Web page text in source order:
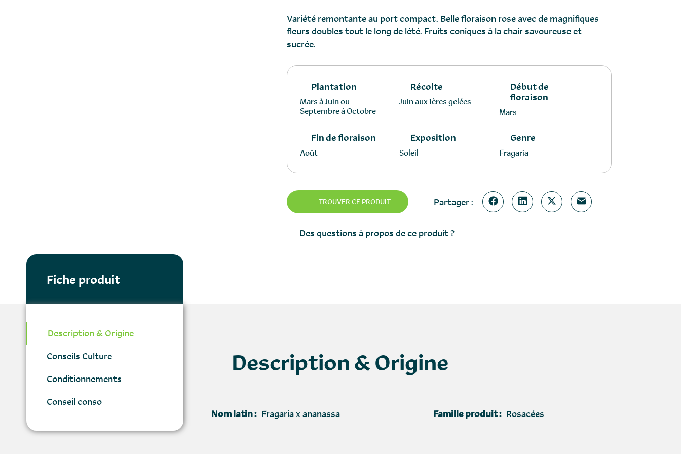
Variété remontante au port compact. Belle floraison rose avec de magnifiques
fleurs doubles tout le long de lété. Fruits coniques à la chair savoureuse et
sucrée.
Plantation
Mars à Juin ou
Septembre à Octobre
Récolte
Juin aux 1ères gelées
Début de
floraison
Mars
Fin de floraison
Août
Exposition
Soleil
Genre
Fragaria
TROUVER CE PRODUIT Partager :
Des questions à propos de ce produit ?
Fiche produit
Description & Origine
Conseils Culture
Conditionnements
Conseil conso
Description & Origine
Nom latin : Fragaria x ananassa Famille produit : Rosacées